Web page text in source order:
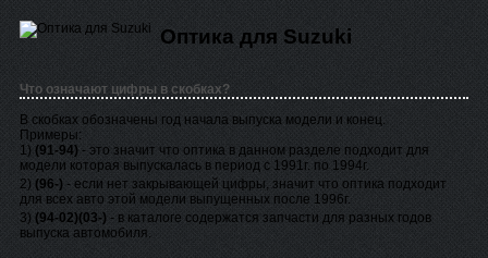
Оптика для Suzuki
Что означают цифры в скобках?
В скобках обозначены год начала выпуска модели и конец.
Примеры:
1) (91-94)- это значит что оптика в данном разделе подходит для
модели которая выпускалась в период с 1991г. по 1994г.
2) (96-)- если нет закрывающей цифры, значит что оптика подходит
для всех авто этой модели выпущенных после 1996г.
3) (94-02)(03-)- в каталоге содержатся запчасти для разных годов
выпуска автомобиля.